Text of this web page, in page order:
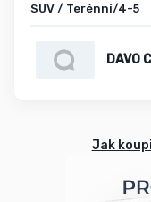
SUV / Terénní/4-5
DAVO
Jak